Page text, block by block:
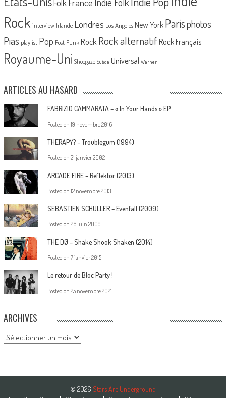
Folk
Rock interview Irlande Londres Los Angeles New York Parisphotos
Pias playlist Pop Post Punk Rock Rock alternatif Rock Français
Royaume-Uni Shoegaze Suède Universal Warner
ARTICLES AU HASARD
FABRIZIO CAMMARATA – « In Your Hands » EP
Posted on 19 novembre 2016
THERAPY? – Troublegum (1994)
Posted on 21 janvier 2002
ARCADE FIRE – Reflektor (2013)
Posted on 12 novembre 2013
SEBASTIEN SCHULLER – Evenfall (2009)
Posted on 26 juin 2009
THE DØ – Shake Shook Shaken (2014)
Posted on 7 janvier 2015
Le retour de Bloc Party !
Posted on 25 novembre 2021
ARCHIVES
Archives
© 2026 Stars Are Underground